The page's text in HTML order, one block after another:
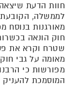
חוות הדעת
לממשלה,
מאורגנות בנוסח
חוק הונאה
שטרח וקרא את
מאומה על גבי
מפורשות כי
המוסמכת